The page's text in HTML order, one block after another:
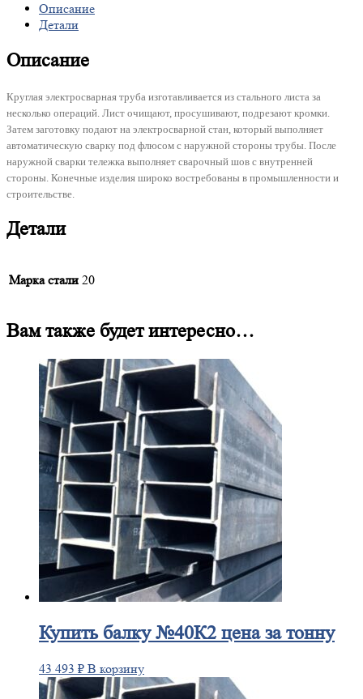
Описание
Детали
Описание
Круглая электросварная труба изготавливается из стального листа за
несколько операций. Лист очищают, просушивают, подрезают кромки.
Затем заготовку подают на электросварной стан, который выполняет
автоматическую сварку под флюсом с наружной стороны трубы. После
наружной сварки тележка выполняет сварочный шов с внутренней
стороны. Конечные изделия широко востребованы в промышленности и
строительстве.
Детали
Марка стали 20
Вам также будет интересно…
Купитьбалку №40К2 цена за тонну
43 493 ₽ В корзину